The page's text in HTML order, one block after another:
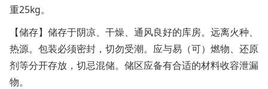
重25kg。
【储存】储存于阴凉、干燥、通风良好的库房。远离火种、
热源。包装必须密封，切勿受潮。应与易（可）燃物、还原
剂等分开存放，切忌混储。储区应备有合适的材料收容泄漏
物。